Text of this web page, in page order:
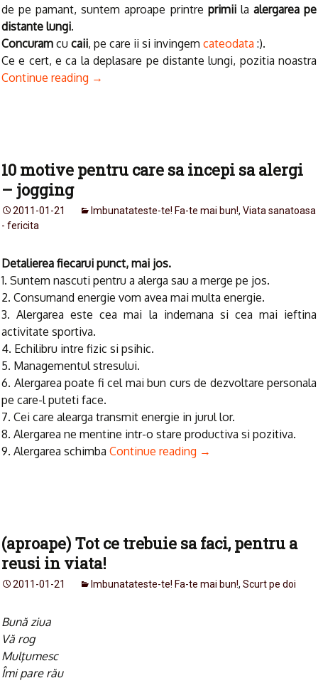
de pe pamant, suntem aproape printre primii la alergarea pe
distante lungi.
Concuram cu caii, pe care ii si invingem cateodata :).
Ce e cert, e ca la deplasare pe distante lungi, pozitia noastra
Continue reading →
10 motive pentru care sa incepi sa alergi
– jogging
2011-01-21 Imbunatateste-te! Fa-te mai bun!, Viata sanatoasa
- fericita
Detalierea fiecarui punct, mai jos.
1. Suntem nascuti pentru a alerga sau a merge pe jos.
2. Consumand energie vom avea mai multa energie.
3. Alergarea este cea mai la indemana si cea mai ieftina
activitate sportiva.
4. Echilibru intre fizic si psihic.
5. Managementul stresului.
6. Alergarea poate fi cel mai bun curs de dezvoltare personala
pe care-l puteti face.
7. Cei care alearga transmit energie in jurul lor.
8. Alergarea ne mentine intr-o stare productiva si pozitiva.
9. Alergarea schimba Continue reading →
(aproape) Tot ce trebuie sa faci, pentru a
reusi in viata!
2011-01-21 Imbunatateste-te! Fa-te mai bun!, Scurt pe doi
Bună ziua
Vă rog
Mulţumesc
Îmi pare rău